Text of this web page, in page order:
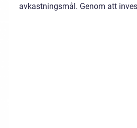
avkastningsmål. Genom att